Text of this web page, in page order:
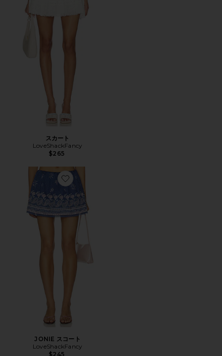
スカート
LoveShackFancy
$265
Favorite JONIE スコート
JONIE スコート
LoveShackFancy
$245